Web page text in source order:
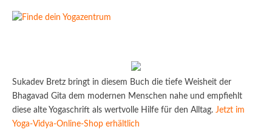
Sukadev Bretz bringt in diesem Buch die tiefe Weisheit der
Bhagavad Gita dem modernen Menschen nahe und empfiehlt
diese alte Yogaschrift als wertvolle Hilfe für den Alltag. Jetzt im
Yoga-Vidya-Online-Shop erhältlich